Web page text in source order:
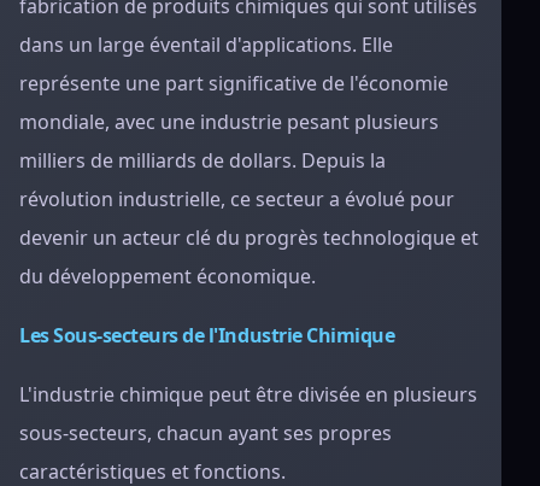
fabrication de produits chimiques qui sont utilisés
dans un large éventail d'applications. Elle
représente une part significative de l'économie
mondiale, avec une industrie pesant plusieurs
milliers de milliards de dollars. Depuis la
révolution industrielle, ce secteur a évolué pour
devenir un acteur clé du progrès technologique et
du développement économique.
Les Sous-secteurs de l'Industrie Chimique
L'industrie chimique peut être divisée en plusieurs
sous-secteurs, chacun ayant ses propres
caractéristiques et fonctions.